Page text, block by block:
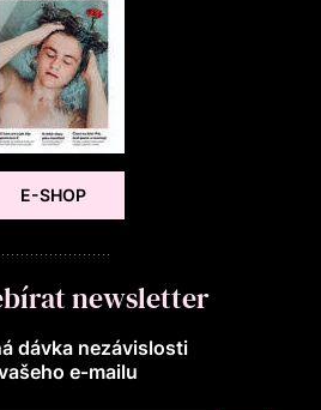
E-SHOP
newsletter
dávka nezávislosti
e‑mailu